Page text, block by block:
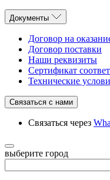
Документы
Договор на
Договор поставки
Наши реквизиты
Сертификат
Технические
Связаться с нами
Связаться через
выберите город